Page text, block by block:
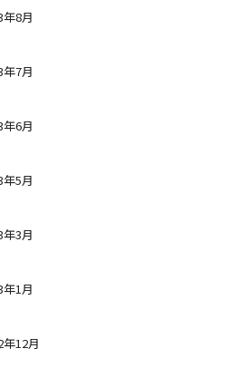
年8月
年7月
年6月
年5月
年3月
年1月
年12月